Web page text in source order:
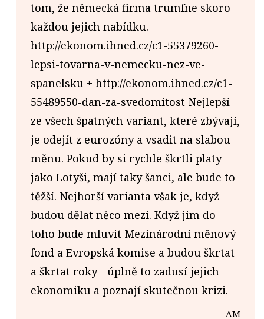
tom, že německá firma trumfne skoro
každou jejich nabídku.
http://ekonom.ihned.cz/c1-55379260-
lepsi-tovarna-v-nemecku-nez-ve-
spanelsku + http://ekonom.ihned.cz/c1-
55489550-dan-za-svedomitost Nejlepší
ze všech špatných variant, které zbývají,
je odejít z eurozóny a vsadit na slabou
měnu. Pokud by si rychle škrtli platy
jako Lotyši, mají taky šanci, ale bude to
těžší. Nejhorší varianta však je, když
budou dělat něco mezi. Když jim do
toho bude mluvit Mezinárodní měnový
fond a Evropská komise a budou škrtat
a škrtat roky - úplně to zadusí jejich
ekonomiku a poznají skutečnou krizi.
AM